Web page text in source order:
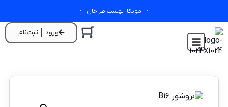
⇀ مونکا، بهشت طراحان ↼
ورود │ ثبت‌نام